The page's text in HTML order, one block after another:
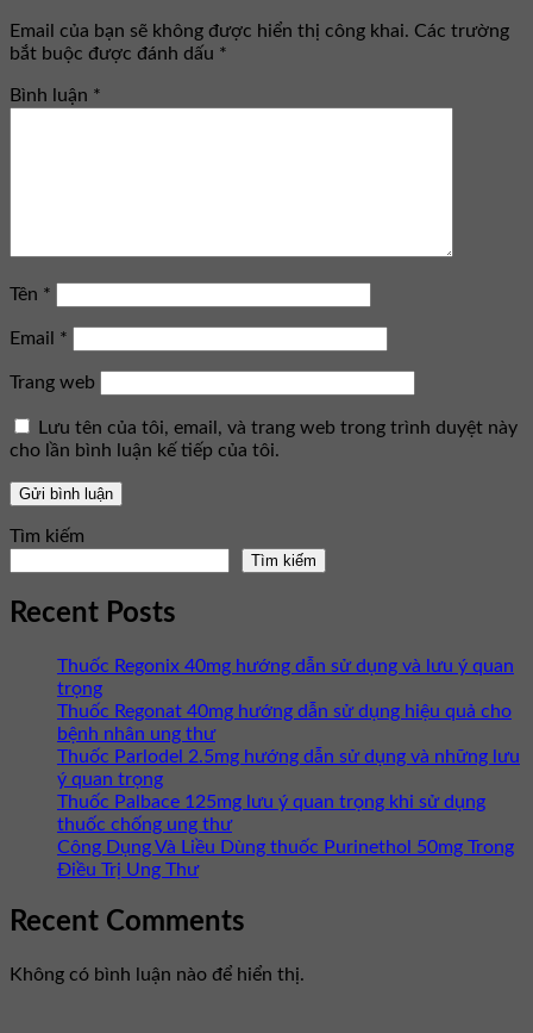
Email của bạn sẽ không được hiển thị công khai. Các trường
bắt buộc được đánh dấu *
Bình luận *
Tên *
Email *
Trang web
Lưu tên của tôi, email, và trang web trong trình duyệt này
cho lần bình luận kế tiếp của tôi.
Tìm kiếm
Tìm kiếm
Recent Posts
Thuốc Regonix 40mg hướng dẫn sử dụng và lưu ý quan
trọng
Thuốc Regonat 40mg hướng dẫn sử dụng hiệu quả cho
bệnh nhân ung thư
Thuốc Parlodel 2.5mg hướng dẫn sử dụng và những lưu
ý quan trọng
Thuốc Palbace 125mg lưu ý quan trọng khi sử dụng
thuốc chống ung thư
Công Dụng Và Liều Dùng thuốc Purinethol 50mg Trong
Điều Trị Ung Thư
Recent Comments
Không có bình luận nào để hiển thị.